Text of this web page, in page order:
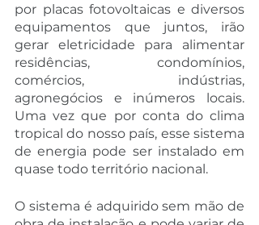
por placas fotovoltaicas e diversos
equipamentos que juntos, irão
gerar eletricidade para alimentar
residências, condomínios,
comércios, indústrias,
agronegócios e inúmeros locais.
Uma vez que por conta do clima
tropical do nosso país, esse sistema
de energia pode ser instalado em
quase todo território nacional.
O sistema é adquirido sem mão de